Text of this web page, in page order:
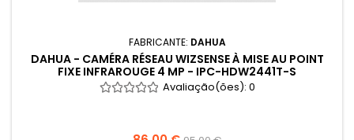
FABRICANTE: DAHUA
DAHUA - CAMÉRA RÉSEAU WIZSENSE À MISE AU POINT
FIXE INFRAROUGE 4 MP - IPC-HDW2441T-S
Avaliação(ões): 0